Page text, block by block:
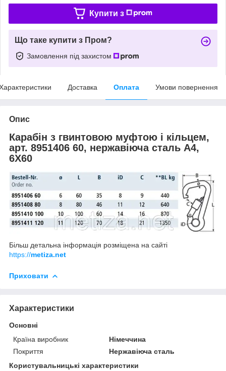
Купити з
Що таке купити з Пром?
Замовлення під захистом
Доставка Оплата Умови повернення
Опис
Карабін з гвинтовою муфтою і кільцем,
арт. 8951406 60, нержавіюча сталь А4,
6X60
Більш детальна інформація розміщена на сайті
https://metiza.net
Приховати
Характеристики
Основні
Країна виробник
Німеччина
Покриття
Нержавіюча сталь
Користувальницькі характеристики